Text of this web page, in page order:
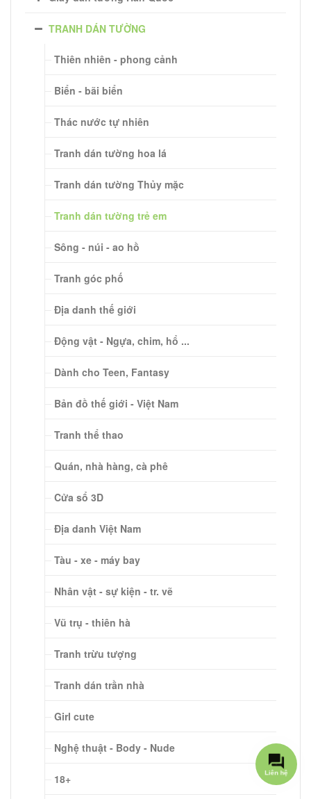
TRANH DÁN TƯỜNG
Thiên nhiên - phong cảnh
Biển - bãi biển
Thác nước tự nhiên
Tranh dán tường hoa lá
Tranh dán tường Thủy mặc
Tranh dán tường trẻ em
Sông - núi - ao hồ
Tranh góc phố
Địa danh thế giới
Động vật - Ngựa, chim, hổ ...
Dành cho Teen, Fantasy
Bản đồ thế giới - Việt Nam
Tranh thể thao
Quán, nhà hàng, cà phê
Cửa sổ 3D
Địa danh Việt Nam
Tàu - xe - máy bay
Nhân vật - sự kiện - tr. vẽ
Vũ trụ - thiên hà
Tranh trừu tượng
Tranh dán trần nhà
Girl cute
Nghệ thuật - Body - Nude
18+